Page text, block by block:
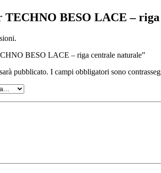
TECHNO BESO LACE –
BESO LACE – riga centrale naturale”
pubblicato. I campi obbligatori sono